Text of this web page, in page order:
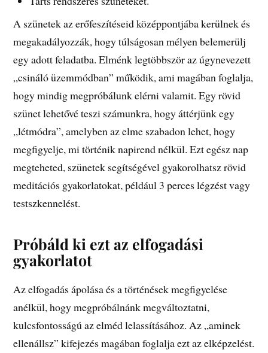
A szünetek az erőfeszítéseid középpontjába kerülnek és
megakadályozzák, hogy túlságosan mélyen belemerülj
egy adott feladatba. Elménk legtöbbször az úgynevezett
„csináló üzemmódban” működik, ami magában foglalja,
hogy mindig megpróbálunk elérni valamit. Egy rövid
szünet lehetővé teszi számunkra, hogy áttérjünk egy
„létmódra”, amelyben az elme szabadon lehet, hogy
megfigyelje, mi történik napirend nélkül. Ezt egész nap
megteheted, szünetek segítségével gyakorolhatsz rövid
meditációs gyakorlatokat, például 3 perces légzést vagy
testszkennelést.
Próbáld ki ezt az elfogadási
gyakorlatot
Az elfogadás ápolása és a történések megfigyelése
anélkül, hogy megpróbálnánk megváltoztatni,
kulcsfontosságú az elméd lelassításához. Az „aminek
ellenállsz” kifejezés magában foglalja ezt az elképzelést.